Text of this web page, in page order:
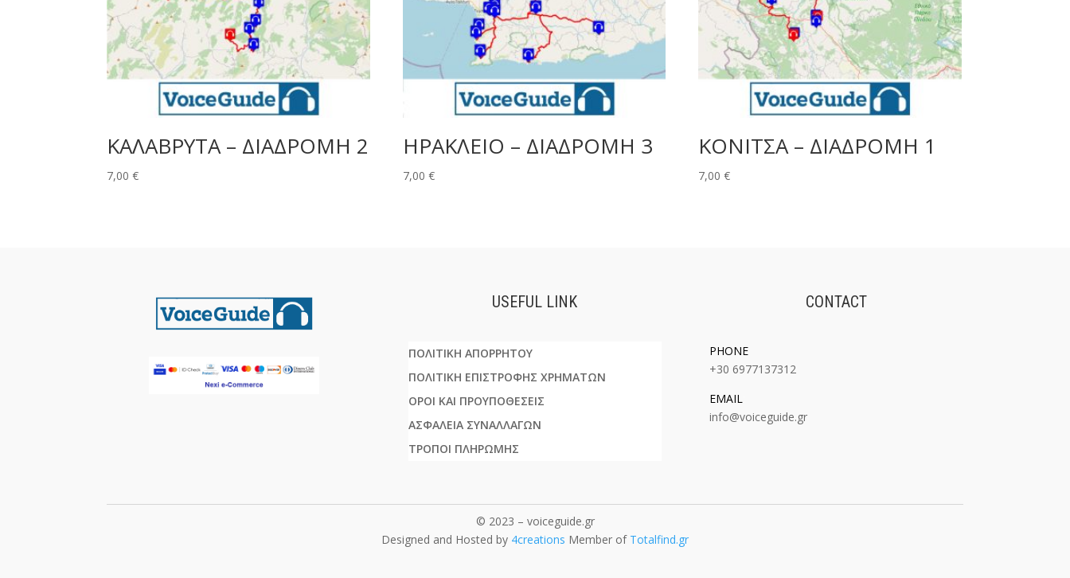
ΚΑΛΑΒΡΥΤΑ – ΔΙΑΔΡΟΜΗ 2
7,00€
ΗΡΑΚΛΕΙΟ – ΔΙΑΔΡΟΜΗ 3
7,00 €
ΚΟΝΙΤΣΑ – ΔΙΑΔΡΟΜΗ 1
7,00€
USEFUL LINK
ΠΟΛΙΤΙΚΗ ΑΠΟΡΡΗΤΟΥ
ΠΟΛΙΤΙΚΗ ΕΠΙΣΤΡΟΦΗΣ ΧΡΗΜΑΤΩΝ
ΟΡΟΙ ΚΑΙ ΠΡΟΥΠΟΘΕΣΕΙΣ
ΑΣΦΑΛΕΙΑ ΣΥΝΑΛΛΑΓΩΝ
ΤΡΟΠΟΙ ΠΛΗΡΩΜΗΣ
CONTACT
PHONE
+30 6977137312
EMAIL:
info@voiceguide.gr
© 2023 – voiceguide.gr
Designed and Hosted by 4creations Member of Totalfind.gr